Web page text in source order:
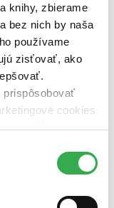
knihy, zbierame
bez nich by naša
používame
zisťovať, ako
prispôsobovať
cookies
reklamy.
všetky tieto